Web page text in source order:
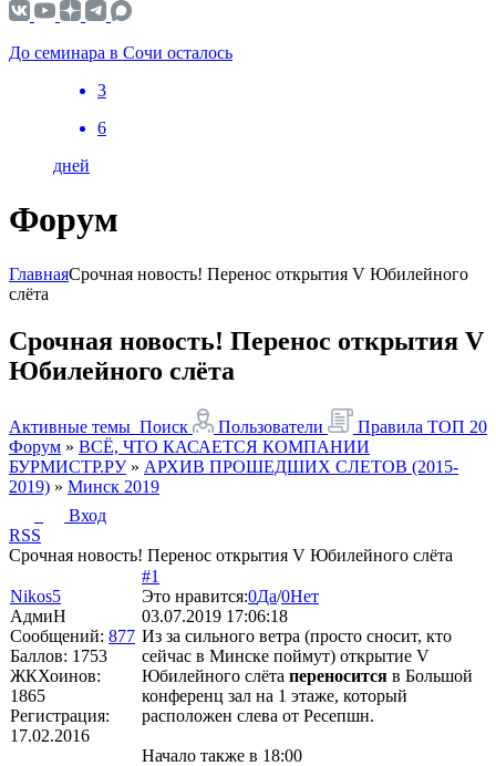
До семинара в Сочи осталось
3
6
дней
Форум
ГлавнаяСрочная новость! Перенос открытия V Юбилейного
слёта
Срочная новость! Перенос открытия V
Юбилейного слёта
Активные темы Поиск Пользователи Правила ТОП 20
Форум » ВСЁ, ЧТО КАСАЕТСЯ КОМПАНИИ
БУРМИСТР.РУ » АРХИВ ПРОШЕДШИХ СЛЕТОВ (2015-
2019) » Минск 2019
Вход
RSS
Срочная новость! Перенос открытия V Юбилейного слёта
Nikos5
АдмиН
Сообщений: 877
Баллов: 1753
ЖКХоинов:
1865
Регистрация:
17.02.2016
#1
Это нравится:0Да/0Нет
03.07.2019 17:06:18
Из за сильного ветра (просто сносит, кто
сейчас в Минске поймут) открытие V
Юбилейного слёта переносится в Большой
конференц зал на 1 этаже, который
расположен слева от Ресепшн.
Начало также в 18:00